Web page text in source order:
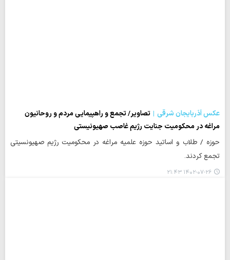
عکس آذربایجان شرقی
تصاویر/ تجمع و راهپیمایی مردم و روحانیون
مراغه در محکومیت جنایت رژیم غاصب صهیونیستی
حوزه / طلاب و اساتید حوزه علمیه مراغه در محکومیت رژیم صهیونسیتی
تجمع کردند.
۱۴۰۲-۰۷-۲۶ ۲۱:۴۳